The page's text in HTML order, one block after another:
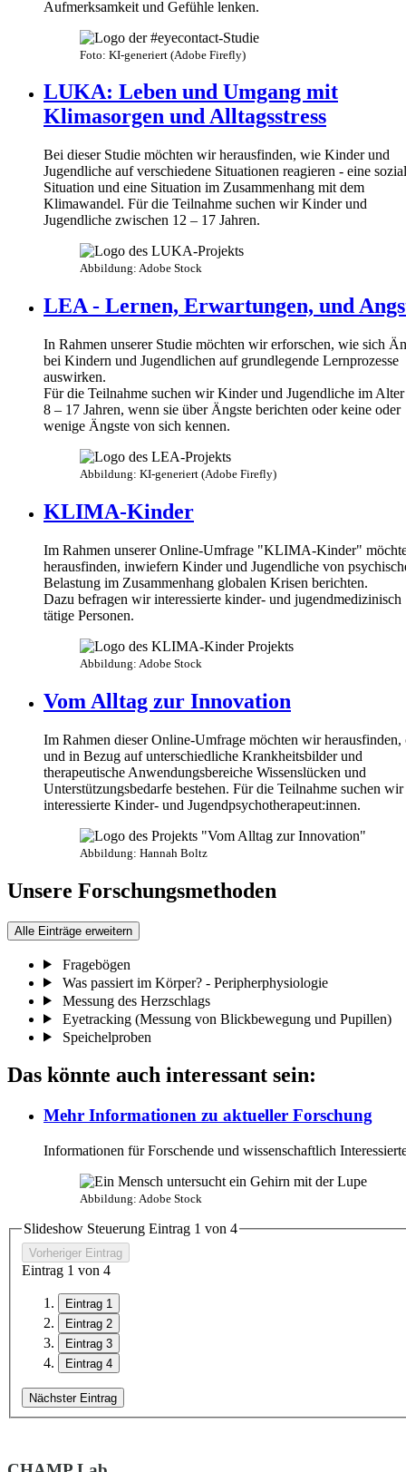
Aufmerksamkeit und Gefühle lenken.
Foto: KI-generiert (Adobe Firefly)
LUKA: Leben und Umgang mit
Klimasorgen und Alltagsstress
Bei dieser Studie möchten wir herausfinden, wie Kinder und
Jugendliche auf verschiedene Situationen reagieren - eine
Situation und eine Situation im Zusammenhang mit dem
Klimawandel. Für die Teilnahme suchen wir Kinder und
Jugendliche zwischen 12 – 17 Jahren.
Abbildung: Adobe Stock
LEA - Lernen, Erwartungen, und
In Rahmen unserer Studie möchten wir erforschen, wie sich
bei Kindern und Jugendlichen auf grundlegende Lernprozesse
auswirken.
Für die Teilnahme suchen wir Kinder und Jugendliche im
8 – 17 Jahren, wenn sie über Ängste berichten oder keine oder
wenige Ängste von sich kennen.
Abbildung: KI-generiert (Adobe Firefly)
KLIMA-Kinder
Im Rahmen unserer Online-Umfrage "KLIMA-Kinder"
herausfinden, inwiefern Kinder und Jugendliche von
Belastung im Zusammenhang globalen Krisen berichten.
Dazu befragen wir interessierte kinder- und jugendmedizinisch
tätige Personen.
Abbildung: Adobe Stock
Vom Alltag zur Innovation
Im Rahmen dieser Online-Umfrage möchten wir herausfinden,
und in Bezug auf unterschiedliche Krankheitsbilder und
therapeutische Anwendungsbereiche Wissenslücken und
Unterstützungsbedarfe bestehen. Für die Teilnahme suchen wir
interessierte Kinder- und Jugendpsychotherapeut:innen.
Abbildung: Hannah Boltz
Unsere Forschungsmethoden
Alle Einträge erweitern
Fragebögen
Was passiert im Körper? - Peripherphysiologie
Messung des Herzschlags
Eyetracking (Messung von Blickbewegung und Pupillen)
Speichelproben
Das könnte auch interessant sein:
Mehr Informationen zu aktueller Forschung
Informationen für Forschende und wissenschaftlich
Abbildung: Adobe Stock
Slideshow Steuerung Eintrag 1 von 4
Vorheriger Eintrag
Eintrag 1 von 4
Eintrag 1
Eintrag 2
Eintrag 3
Eintrag 4
Nächster Eintrag